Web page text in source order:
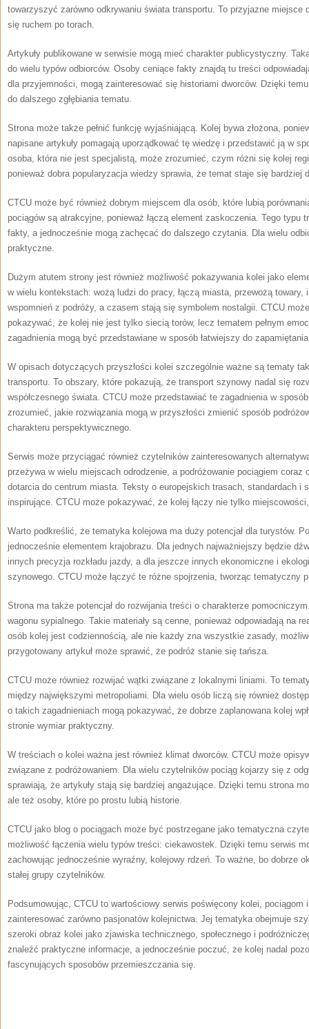
towarzyszyć zarówno odkrywaniu świata transportu. To przyjazne miejsce
się ruchem po torach.
Artykuły publikowane w serwisie mogą mieć charakter publicystyczny.
do wielu typów odbiorców. Osoby ceniące fakty znajdą tu treści
dla przyjemności, mogą zainteresować się historiami dworców. Dzięki
do dalszego zgłębiania tematu.
Strona może także pełnić funkcję wyjaśniającą. Kolej bywa złożona,
napisane artykuły pomagają uporządkować tę wiedzę i przedstawić ją w
osoba, która nie jest specjalistą, może zrozumieć, czym różni się kolej
ponieważ dobra popularyzacja wiedzy sprawia, że temat staje się bardziej
CTCU może być również dobrym miejscem dla osób, które lubią
pociągów są atrakcyjne, ponieważ łączą element zaskoczenia. Tego typu
fakty, a jednocześnie mogą zachęcać do dalszego czytania. Dla wielu
praktyczne.
Dużym atutem strony jest również możliwość pokazywania kolei jako
w wielu kontekstach: wożą ludzi do pracy, łączą miasta, przewożą
wspomnień z podróży, a czasem stają się symbolem nostalgii. CTCU
pokazywać, że kolej nie jest tylko siecią torów, lecz tematem pełnym
zagadnienia mogą być przedstawiane w sposób łatwiejszy do
W opisach dotyczących przyszłości kolei szczególnie ważne są tematy
transportu. To obszary, które pokazują, że transport szynowy nadal się
współczesnego świata. CTCU może przedstawiać te zagadnienia w
zrozumieć, jakie rozwiązania mogą w przyszłości zmienić sposób
charakteru perspektywicznego.
Serwis może przyciągać również czytelników zainteresowanych
przeżywa w wielu miejscach odrodzenie, a podróżowanie pociągiem
dotarcia do centrum miasta. Teksty o europejskich trasach, standardach i
inspirujące. CTCU może pokazywać, że kolej łączy nie tylko
Warto podkreślić, że tematyka kolejowa ma duży potencjał dla turystów.
jednocześnie elementem krajobrazu. Dla jednych najważniejszy będzie
innych precyzja rozkładu jazdy, a dla jeszcze innych ekonomiczne i
szynowego. CTCU może łączyć te różne spojrzenia, tworząc tematyczny
Strona ma także potencjał do rozwijania treści o charakterze
wagonu sypialnego. Takie materiały są cenne, ponieważ odpowiadają na
osób kolej jest codziennością, ale nie każdy zna wszystkie zasady,
przygotowany artykuł może sprawić, że podróż stanie się tańsza.
CTCU może również rozwijać wątki związane z lokalnymi liniami. To
między największymi metropoliami. Dla wielu osób liczą się również
o takich zagadnieniach mogą pokazywać, że dobrze zaplanowana kolej
stronie wymiar praktyczny.
W treściach o kolei ważna jest również klimat dworców. CTCU może
związane z podróżowaniem. Dla wielu czytelników pociąg kojarzy się z
sprawiają, że artykuły stają się bardziej angażujące. Dzięki temu strona
ale też osoby, które po prostu lubią historie.
CTCU jako blog o pociągach może być postrzegane jako tematyczna
możliwość łączenia wielu typów treści: ciekawostek. Dzięki temu serwis
zachowując jednocześnie wyraźny, kolejowy rdzeń. To ważne, bo dobrze
stałej grupy czytelników.
Podsumowując, CTCU to wartościowy serwis poświęcony kolei,
zainteresować zarówno pasjonatów kolejnictwa. Jej tematyka obejmuje
szeroki obraz kolei jako zjawiska technicznego, społecznego i
znaleźć praktyczne informacje, a jednocześnie poczuć, że kolej nadal
fascynujących sposobów przemieszczania się.